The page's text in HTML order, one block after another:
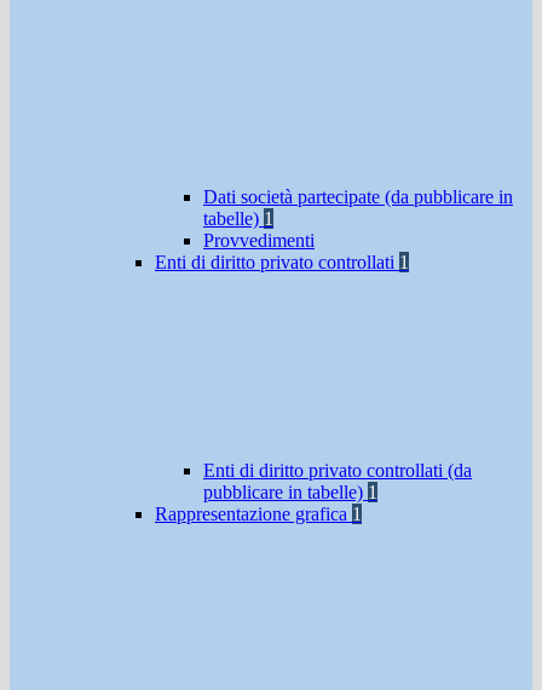
Dati società partecipate (da pubblicare in
tabelle) 1
Provvedimenti
Enti di diritto privato controllati 1
Enti di diritto privato controllati (da
pubblicare in tabelle) 1
Rappresentazione grafica 1